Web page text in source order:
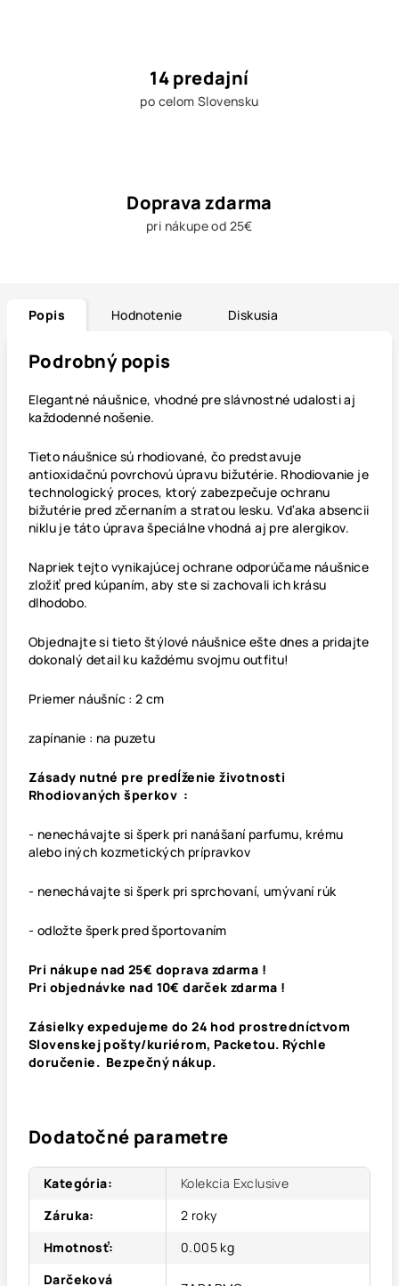
14 predajní
po celom Slovensku
Doprava zdarma
pri nákupe od 25€
Popis Hodnotenie Diskusia
Podrobný popis
Elegantné náušnice, vhodné pre slávnostné udalosti aj
každodenné nošenie.
Tieto náušnice sú rhodiované, čo predstavuje
antioxidačnú povrchovú úpravu bižutérie. Rhodiovanie je
technologický proces, ktorý zabezpečuje ochranu
bižutérie pred zčernaním a stratou lesku. Vďaka absencii
niklu je táto úprava špeciálne vhodná aj pre alergikov.
Napriek tejto vynikajúcej ochrane odporúčame náušnice
zložiť pred kúpaním, aby ste si zachovali ich krásu
dlhodobo.
Objednajte si tieto štýlové náušnice ešte dnes a pridajte
dokonalý detail ku každému svojmu outfitu!
Priemer náušníc : 2 cm
zapínanie : na puzetu
Zásady nutné pre predĺženie životnosti
Rhodiovaných šperkov :
- nenechávajte si šperk pri nanášaní parfumu, krému
alebo iných kozmetických prípravkov
- nenechávajte si šperk pri sprchovaní, umývaní rúk
- odložte šperk pred športovaním
Pri nákupe nad 25€ doprava zdarma !
Pri objednávke nad 10€ darček zdarma !
Zásielky expedujeme do 24 hod prostredníctvom
Slovenskej pošty/kuriérom, Packetou. Rýchle
doručenie. Bezpečný nákup.
Dodatočné parametre
Kategória:
Kolekcia Exclusive
Záruka:
2 roky
Hmotnosť:
0.005 kg
Darčeková